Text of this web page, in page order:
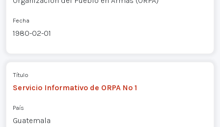
Fecha
1980-02-01
Título
Servicio Informativo de ORPA Nº 1
País
Guatemala